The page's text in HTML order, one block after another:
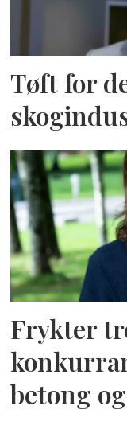
Tøft for
Frykter
betong